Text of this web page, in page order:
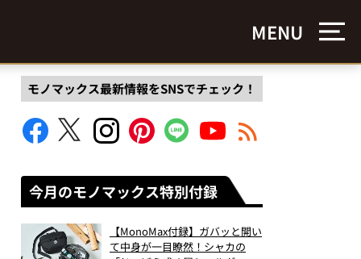
MENU
モノマックス最新情報をSNSでチェック！
今月のモノマックス特別付録
【MonoMax付録】ガバッと開い
て中身が一目瞭然！シャカの